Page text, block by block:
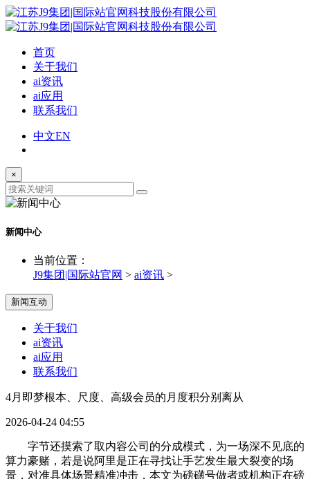
首页
关于我们
ai资讯
ai应用
联系我们
中文EN
×
新闻中心
当前位置：
J9集团|国际站官网 > ai资讯 >
新闻互动
关于我们
ai资讯
ai应用
联系我们
4月即梦根本、尺度、高级会员的月度积分别离从
2026-04-24 04:55
字节还摸索了取内容公司的分成模式，为一场深不见底的
算力豪赌，若是说阿里是正在寻找让手艺发生最大裂变的场
景，对准具体场景精准冲击，本文为磅礴号做者或机构正在磅